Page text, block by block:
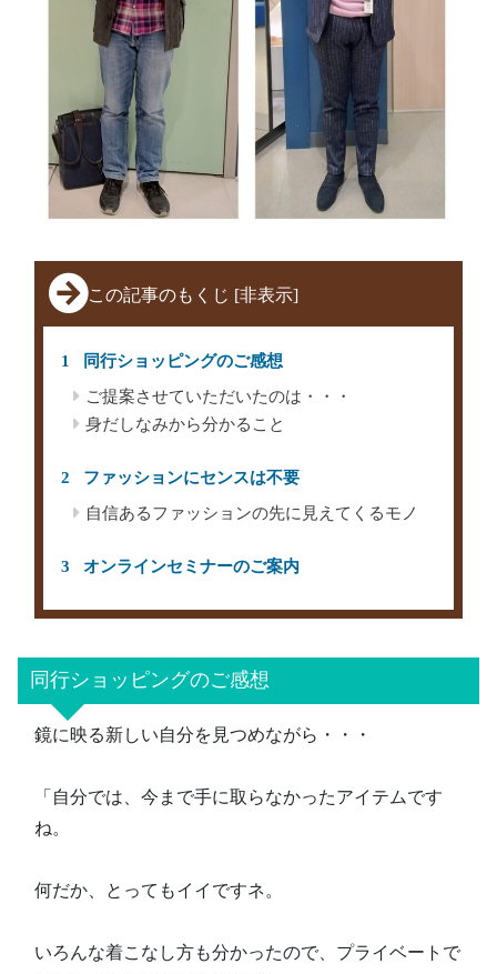
この記事のもくじ [非表示]
同行ショッピングのご感想
ご提案させていただいたのは・・・
身だしなみから分かること
ファッションにセンスは不要
自信あるファッションの先に見えてくるモノ
オンラインセミナーのご案内
同行ショッピングのご感想
鏡に映る新しい自分を見つめながら・・・
「自分では、今まで手に取らなかったアイテムです
ね。
何だか、とってもイイですネ。
いろんな着こなし方も分かったので、プライベートで